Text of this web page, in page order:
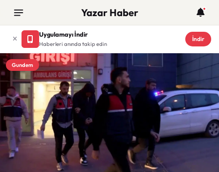
Yazar Haber
Uygulamayı İndir
Haberleri anında takip edin
İndir
Gundem